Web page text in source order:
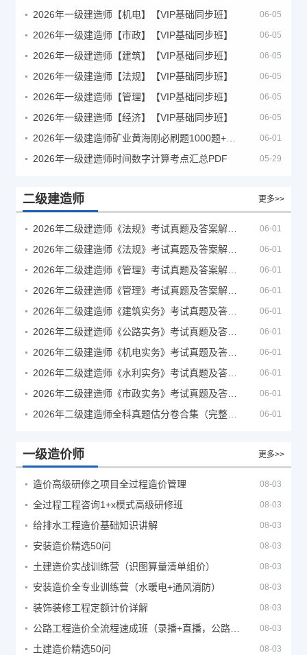
2026年一级建造师【机电】【VIP基础同步班】 06-05
2026年一级建造师【市政】【VIP基础同步班】 06-05
2026年一级建造师【建筑】【VIP基础同步班】 06-05
2026年一级建造师【法规】【VIP基础同步班】 06-05
2026年一级建造师【管理】【VIP基础同步班】 06-05
2026年一级建造师【经济】【VIP基础同步班】 06-05
06-01
2026年一级建造师时间数字计算考点汇总PDF 05-29
二级建造师 更多>>
06-01
06-01
06-01
06-01
06-01
06-01
06-01
06-01
06-01
06-01
一级造价师 更多>>
造价高级研修之项目全过程造价管理 08-03
全过程工程咨询1+x模式高级研修班 08-03
给排水工程造价基础知识讲解 08-03
安装造价精选50问 08-03
土建造价实战训练营（识图算量清单组价） 08-03
安装造价全专业训练营（水暖电+通风消防） 08-03
装饰装修工程定额计价详解 08-03
08-03
土建造价精选50问 08-03